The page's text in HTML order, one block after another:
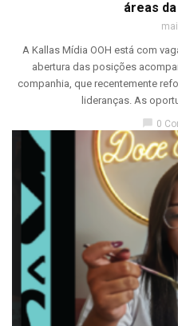
áreas
A Kallas Mídia OOH está com
abertura das posições
companhia, que recentemente
lideranças. As
chat_bubble 0